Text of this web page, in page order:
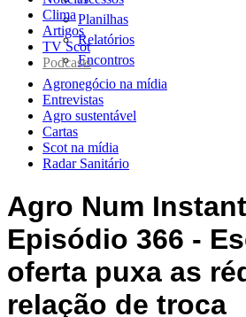
Planilhas
Relatórios
Encontros
Clima
Artigos
TV Scot
Podcasts
Agronegócio na mídia
Entrevistas
Agro sustentável
Cartas
Scot na mídia
Radar Sanitário
Agro Num
Episódio 366 -
oferta puxa as
relação de troca